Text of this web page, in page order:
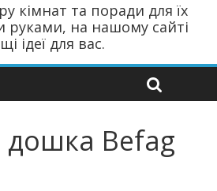
кімнат та поради для їх
руками, на нашому сайті
ідеї для вас.
дошка Befag